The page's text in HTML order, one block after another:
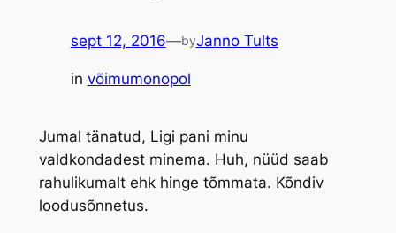
sept 12, 2016—byJanno Tults
in võimumonopol
Jumal tänatud, Ligi pani minu
valdkondadest minema. Huh, nüüd saab
rahulikumalt ehk hinge tõmmata. Kõndiv
loodusõnnetus.